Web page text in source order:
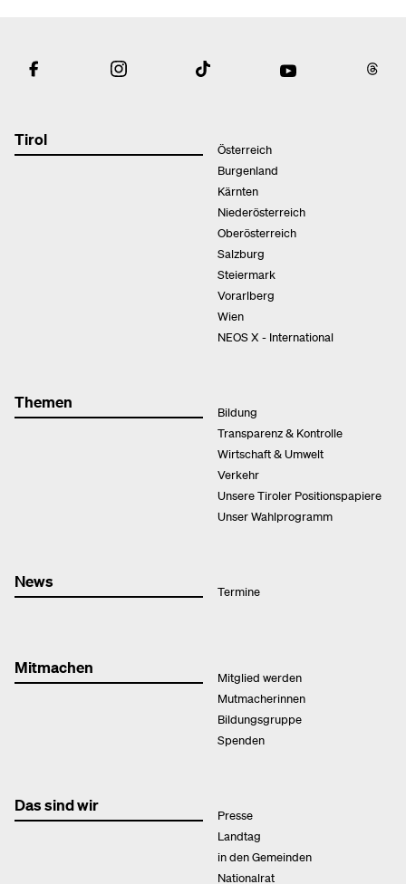
Tirol
Österreich
Burgenland
Kärnten
Niederösterreich
Oberösterreich
Salzburg
Steiermark
Vorarlberg
Wien
NEOS X - International
Themen
Bildung
Transparenz & Kontrolle
Wirtschaft & Umwelt
Verkehr
Unsere Tiroler Positionspapiere
Unser Wahlprogramm
News
Termine
Mitmachen
Mitglied werden
Mutmacherinnen
Bildungsgruppe
Spenden
Das sind wir
Presse
Landtag
in den Gemeinden
Nationalrat